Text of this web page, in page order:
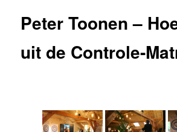
Peter Toonen –
uit de Controle-